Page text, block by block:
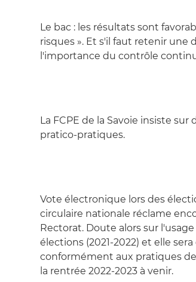
Le bac : les résultats sont
risques ». Et s'il faut retenir une
l'importance du contrôle
La FCPE de la Savoie insiste
pratico-pratiques.
Vote électronique lors des
circulaire nationale réclame
Rectorat. Doute alors sur
élections (2021-2022) et elle
conformément aux pratiques
la rentrée 2022-2023 à venir.